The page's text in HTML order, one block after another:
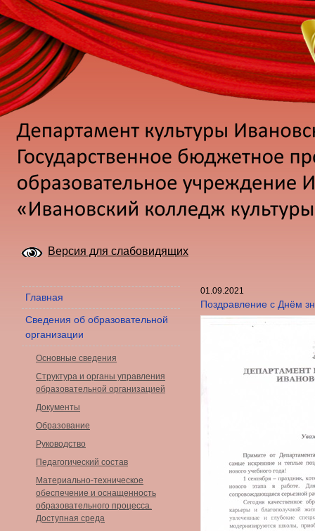
Версия для слабовидящих
Главная
Сведения об образовательной
организации
Основные сведения
Структура и органы управления
образовательной организацией
Документы
Образование
Руководство
Педагогический состав
Материально-техническое
обеспечение и оснащенность
образовательного процесса.
Доступная среда
01.09.2021
Поздравление с Днём